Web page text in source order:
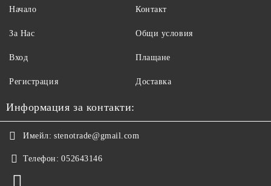
Начало
За Нас
Вход
Регистрация
Контакт
Общи условия
Плащане
Доставка
Информация за контакти:
Имейл: stenotrade@gmail.com
Телефон: 052643146